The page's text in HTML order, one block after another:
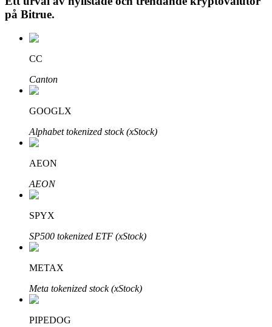
Auto Invest
Ta långsiktig vinst och flexibla intressen
Lär dig Staking
Lär dig mer om att tjäna passiv inkomst
Bitrue
AI
på Bitrue.
CC
Canton
GOOGLX
Alphabet tokenized stock (xStock)
AEON
AEON
SPYX
SP500 tokenized ETF (xStock)
METAX
Meta tokenized stock (xStock)
PIPEDOG